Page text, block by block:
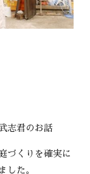
志君のお話
づくりを確実に
した。